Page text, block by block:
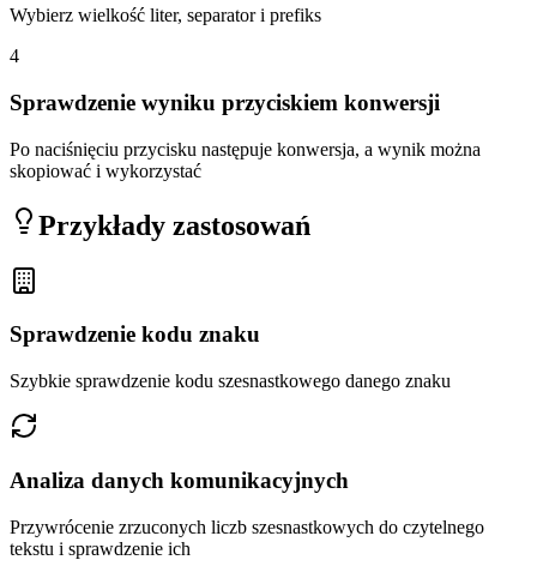
Wybierz wielkość liter, separator i prefiks
4
Sprawdzenie wyniku przyciskiem konwersji
Po naciśnięciu przycisku następuje konwersja, a wynik można
skopiować i wykorzystać
Przykłady zastosowań
Sprawdzenie kodu znaku
Szybkie sprawdzenie kodu szesnastkowego danego znaku
Analiza danych komunikacyjnych
Przywrócenie zrzuconych liczb szesnastkowych do czytelnego
tekstu i sprawdzenie ich